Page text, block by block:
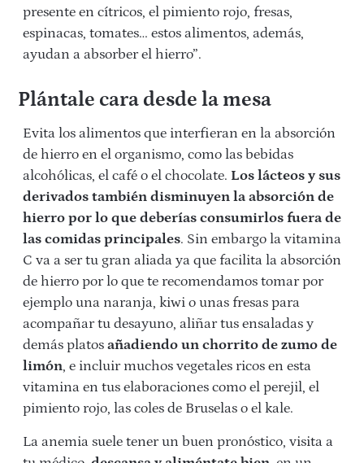
presente en cítricos, el pimiento rojo, fresas,
espinacas, tomates… estos alimentos, además,
ayudan a absorber el hierro”.
Plántale cara desde la mesa
Evita los alimentos que interfieran en la absorción
de hierro en el organismo, como las bebidas
alcohólicas, el café o el chocolate. Los lácteos y sus
derivados también disminuyen la absorción de
hierro por lo que deberías consumirlos fuera de
las comidas principales. Sin embargo la vitamina
C va a ser tu gran aliada ya que facilita la absorción
de hierro por lo que te recomendamos tomar por
ejemplo una naranja, kiwi o unas fresas para
acompañar tu desayuno, aliñar tus ensaladas y
demás platos añadiendo un chorrito de zumo de
limón, e incluir muchos vegetales ricos en esta
vitamina en tus elaboraciones como el perejil, el
pimiento rojo, las coles de Bruselas o el kale.
La anemia suele tener un buen pronóstico, visita a